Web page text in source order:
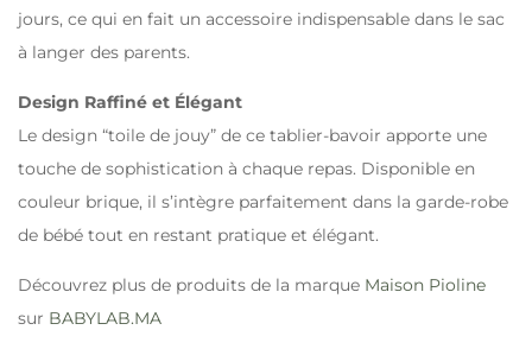
jours, ce qui en fait un accessoire indispensable dans le sac
à langer des parents.
Design Raffiné et Élégant
Le design “toile de jouy” de ce tablier-bavoir apporte une
touche de sophistication à chaque repas. Disponible en
couleur brique, il s’intègre parfaitement dans la garde-robe
de bébé tout en restant pratique et élégant.
Découvrez plus de produits de la marque Maison Pioline
sur BABYLAB.MA